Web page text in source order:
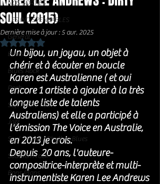
NOS SORTIES
LES INDISPENSABLES
Général
Blues
Blues Rock
Rock
Soft Rock / Folk
Jazz
Soul / Funk / Rhythm Blues
Southern rock
Bons Plans
SOUL (2015)
Dernière mise à jour :5 avr. 2025
Noté NaN étoiles sur 5.
Un bijou, un joyau, un objet à
chérir et à écouter en boucle
Karen est Australienne ( et oui
encore 1 artiste à ajouter à la très
longue liste de talents
Australiens) et elle a participé à
l'émission The Voice en Australie,
en 2013 je crois.
Depuis  20 ans, l'auteure-
compositrice-interprète et multi-
instrumentiste Karen Lee Andrews